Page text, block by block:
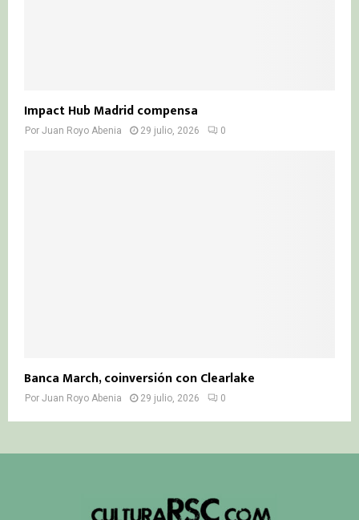
Impact Hub Madrid compensa
Por Juan Royo Abenia 29 julio, 2026 0
Banca March, coinversión con Clearlake
Por Juan Royo Abenia 29 julio, 2026 0